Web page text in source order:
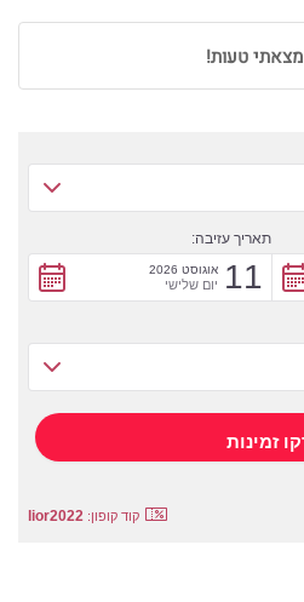
מצאתי טעות!
תאריך עזיבה:
11 אוגוסט 2026
יום שלישי
קוד קופון: lior2022